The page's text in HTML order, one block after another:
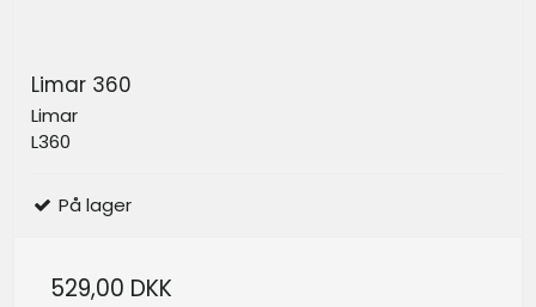
Limar 360
Limar
L360
På lager
529,00 DKK